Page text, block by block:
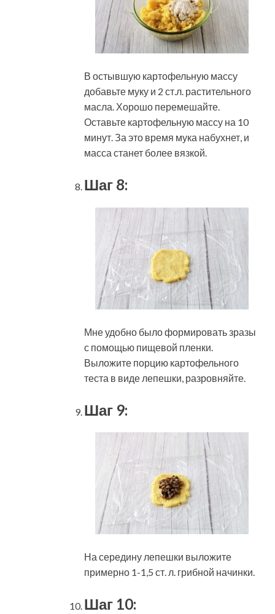
В остывшую картофельную массу
добавьте муку и 2 ст.л. растительного
масла. Хорошо перемешайте.
Оставьте картофельную массу на 10
минут. За это время мука набухнет, и
масса станет более вязкой.
Шаг 8:
Мне удобно было формировать зразы
с помощью пищевой пленки.
Выложите порцию картофельного
теста в виде лепешки, разровняйте.
Шаг 9:
На середину лепешки выложите
примерно 1-1,5 ст. л. грибной начинки.
Шаг 10: